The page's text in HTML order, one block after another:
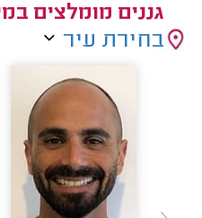
גננים מומלצים
בחירת עיר